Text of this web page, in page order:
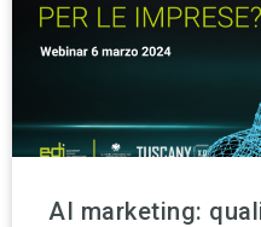
AI marketing: